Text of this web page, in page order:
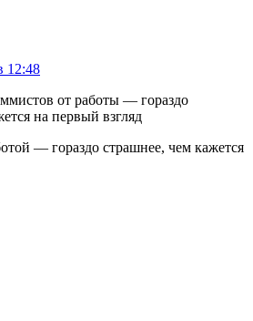
12:48
от работы — гораздо
на первый взгляд
— гораздо страшнее, чем кажется